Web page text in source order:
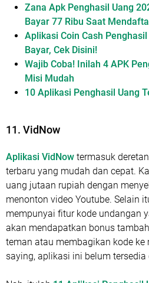
Zana Apk Penghasil Uang
Bayar 77 Ribu Saat
Aplikasi Coin Cash
Bayar, Cek Disini!
Wajib Coba! Inilah 4 APK
Misi Mudah
10 Aplikasi Penghasil Uang
11. VidNow
Aplikasi VidNow termasuk
terbaru yang mudah dan cepat.
uang jutaan rupiah dengan
menonton video Youtube. Selain
mempunyai fitur kode undangan
akan mendapatkan bonus
teman atau membagikan kode ke
saying, aplikasi ini belum tersedia